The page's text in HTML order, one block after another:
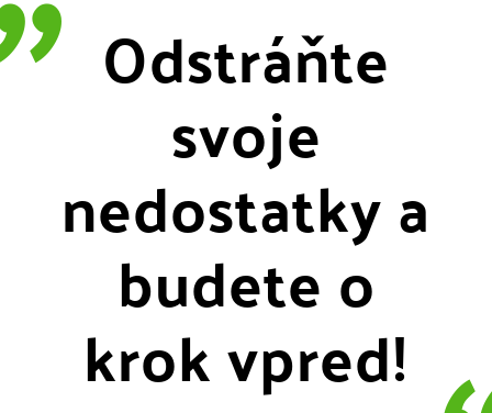
Odstráňte
svoje
nedostatky a
budete o
krok vpred!